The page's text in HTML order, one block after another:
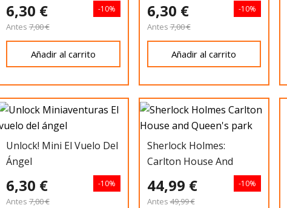
6,30 €
Antes 7,00 €
-10%
Añadir al carrito
6,30 €
Antes7,00 €
-10%
Añadir al carrito
Unlock! Mini El Vuelo Del
Ángel
6,30 €
Antes 7,00 €
-10%
Sherlock Holmes:
Carlton House And
44,99 €
Antes49,99 €
-10%